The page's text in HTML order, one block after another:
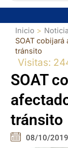
Inicio
SOAT
tránsito
Visitas:
SOAT
tránsito
08/10/2019